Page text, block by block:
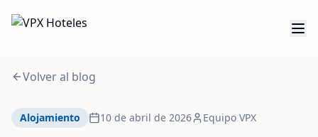
Volver al blog
Alojamiento 10 de abril de 2026 Equipo VPX